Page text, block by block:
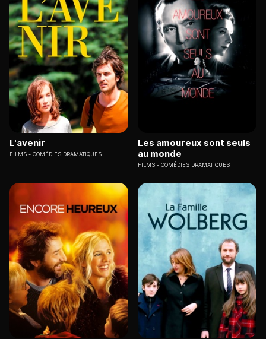
L'avenir
FILMS COMÉDIES DRAMATIQUES
Les amoureux sont seuls
au monde
FILMS COMÉDIES DRAMATIQUES